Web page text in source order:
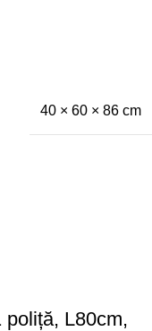
40 × 60 × 86 cm
poliță, L80cm,